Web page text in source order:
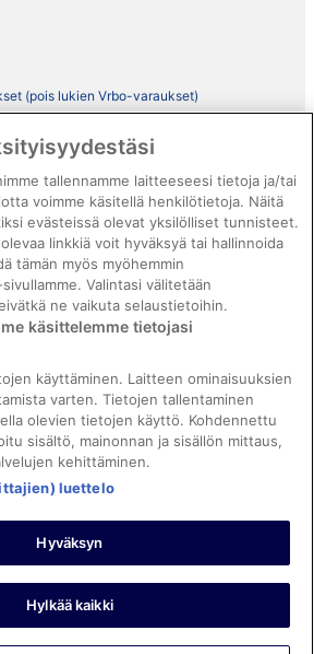
(pois lukien Vrbo-varaukset)
ehdot
meihin yhteyttä
tekeminen sisällöstä
tai peruuttaminen
hyvityskupongeilla
ja aikarajat
Groupin yritys. Kaikki oikeudet
logo ovat Expedia, Inc.:n
tavaramerkkejä.
tallennamme laitteeseesi tietoja ja/tai
voimme käsitellä henkilötietoja. Näitä
evästeissä olevat yksilölliset tunnisteet.
linkkiä voit hyväksyä tai hallinnoida
tämän myös myöhemmin
Valintasi välitetään
ne vaikuta selaustietoihin.
käsittelemme tietojasi
käyttäminen. Laitteen ominaisuuksien
varten. Tietojen tallentaminen
olevien tietojen käyttö. Kohdennettu
sisältö, mainonnan ja sisällön mittaus,
kehittäminen.
luettelo
Hyväksyn
Hylkää kaikki